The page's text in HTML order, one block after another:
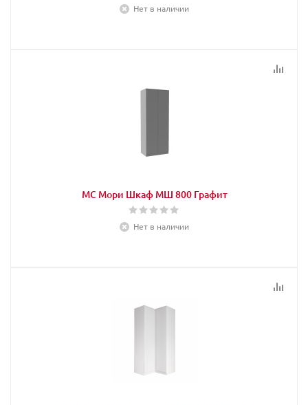
Нет в наличии
МС Мори Шкаф МШ 800 Графит
Нет в наличии